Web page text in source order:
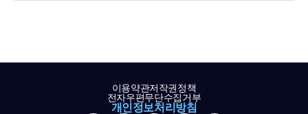
이용약관저작권정책
전자우편무단수집거부
개인정보처리방침